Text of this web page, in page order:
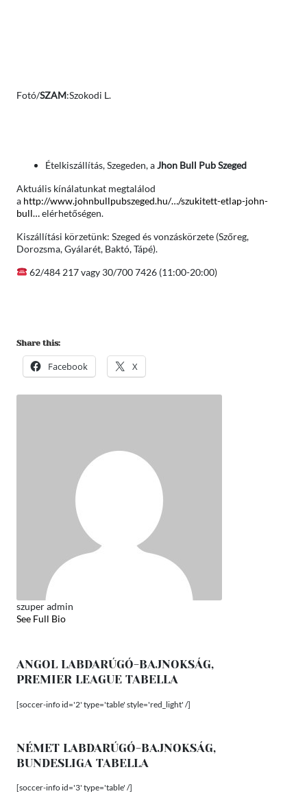
Fotó/SZAM:Szokodi L.
Ételkiszállítás, Szegeden, aJhon Bull Pub Szeged
Aktuális kínálatunkat megtalálod
a http://www.johnbullpubszeged.hu/…/szukitett-etlap-john-
bull…elérhetőségen.
Kiszállítási körzetünk: Szeged és vonzáskörzete (Szőreg,
Dorozsma, Gyálarét, Baktó, Tápé).
62/484 217 vagy 30/700 7426 (11:00-20:00)
Share this:
Facebook X
szuper admin
See Full Bio
ANGOL LABDARÚGÓ-BAJNOKSÁG,
PREMIER LEAGUE TABELLA
[soccer-info id='2' type='table' style='red_light' /]
NÉMET LABDARÚGÓ-BAJNOKSÁG,
BUNDESLIGA TABELLA
[soccer-info id='3' type='table' /]